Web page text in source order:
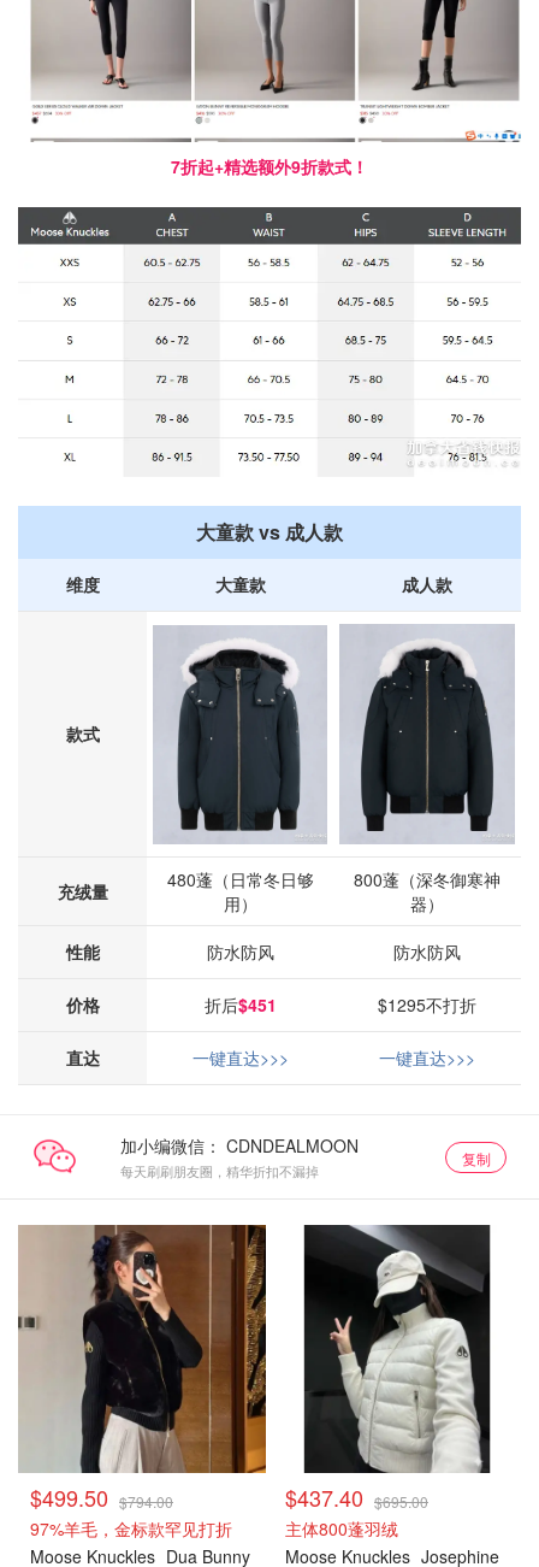
7折起+精选额外9折款式！
大童款 vs 成人款
维度 大童款 成人款
款式
充绒量
480蓬（日常冬日够
用）
800蓬（深冬御寒神
器）
性能
防水防风 防水防风
价格 折后$451 $1295不打折
直达 一键直达>>> 一键直达>>>
加小编微信：
每天刷刷朋友圈，精华折扣不漏掉
复制
$499.50 $794.00
97%羊毛，金标款罕见打折
Moose Knuckles Dua Bunny
$437.40 $695.00
主体800蓬羽绒
Moose Knuckles Josephine